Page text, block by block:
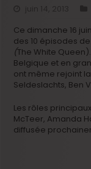
Ce dimanche 16
des 10 épisodes
(The White
Belgique et en
ont même rejoint
Seldeslachts, Ben
Les rôles
McTeer, Amanda
diffusée